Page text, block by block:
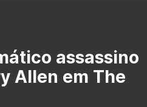
assassino
Allen em The